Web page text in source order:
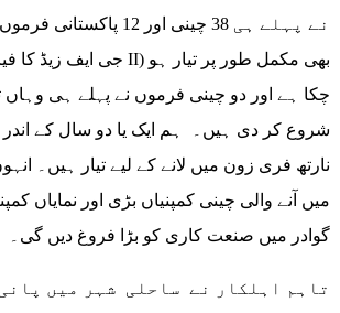
نے پہلے ہی 38 چینی اور 12
چکا ہے اور دو چینی فرموں نے پہلے ہی وہاں
نارتھ فری زون میں لانے کے لیے تیار ہیں۔
گوادر میں صنعت کاری کو بڑا فروغ دیں گی۔
تاہم اہلکار نے ساحلی شہر میں